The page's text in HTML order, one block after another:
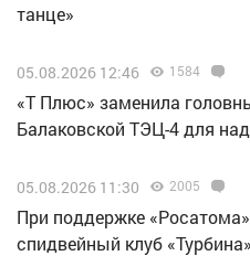
танце»
05.08.2026 12:46 1584
«Т Плюс» заменила
Балаковской ТЭЦ-4 для
05.08.2026 11:30 2005
При поддержке
спидвейный клуб